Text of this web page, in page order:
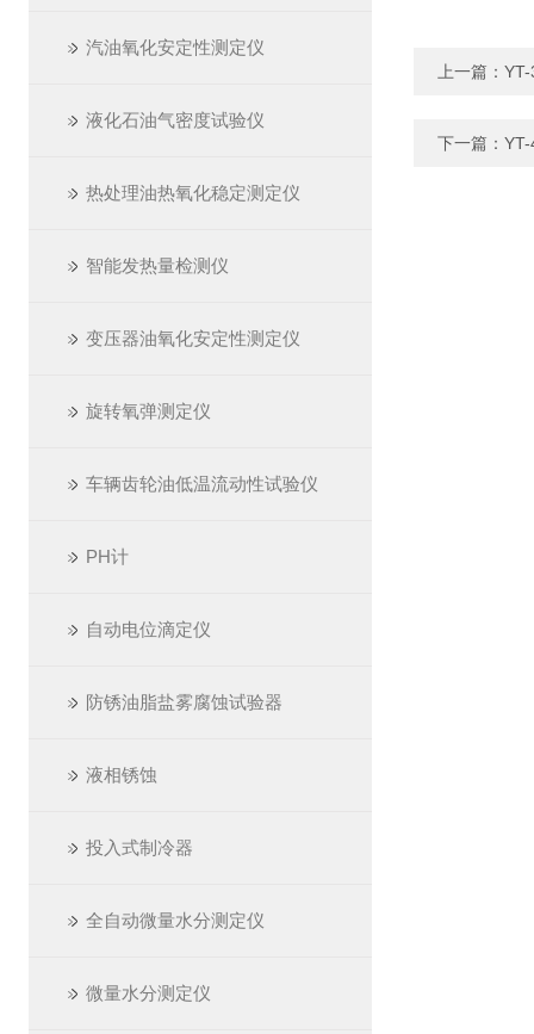
汽油氧化安定性测定仪
液化石油气密度试验仪
热处理油热氧化稳定测定仪
智能发热量检测仪
变压器油氧化安定性测定仪
旋转氧弹测定仪
车辆齿轮油低温流动性试验仪
PH计
自动电位滴定仪
防锈油脂盐雾腐蚀试验器
液相锈蚀
投入式制冷器
全自动微量水分测定仪
微量水分测定仪
上一篇：
下一篇：